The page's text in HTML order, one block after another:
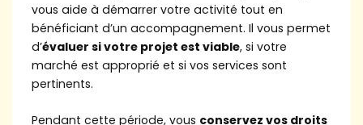
vous aide à démarrer votre activité tout en
bénéficiant d’un accompagnement. Il vous permet
d’évaluer si votre projet est viable, si votre
marché est approprié et si vos services sont
pertinents.
Pendant cette période, vous conservez vos droits